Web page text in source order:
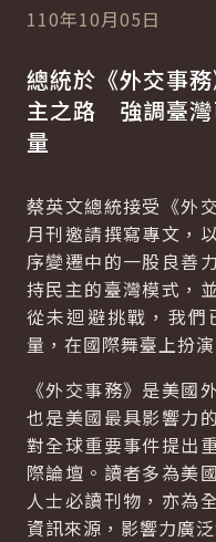
110年10月05日
總統於《外交事
主之路 強調臺灣
量
蔡英文總統接受《外
月刊邀請撰寫專文，
序變遷中的一股良善
持民主的臺灣模式，
從未迴避挑戰，我們
量，在國際舞臺上扮
《外交事務》是美國
也是美國最具影響力
對全球重要事件提出
際論壇。讀者多為美
人士必讀刊物，亦為
資訊來源，影響力廣泛